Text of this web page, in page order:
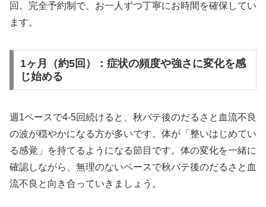
回。完全予約制で、お一人ずつ丁寧にお時間を確保してい
ます。
1ヶ月（約5回）：症状の頻度や強さに変化を感
じ始める
週1ペースで4-5回続けると、秋バテ後のだるさと血流不良
の波が穏やかになる方が多いです。体が「整いはじめてい
る感覚」を持てるようになる節目です。体の変化を一緒に
確認しながら、無理のないペースで秋バテ後のだるさと血
流不良と向き合っていきましょう。